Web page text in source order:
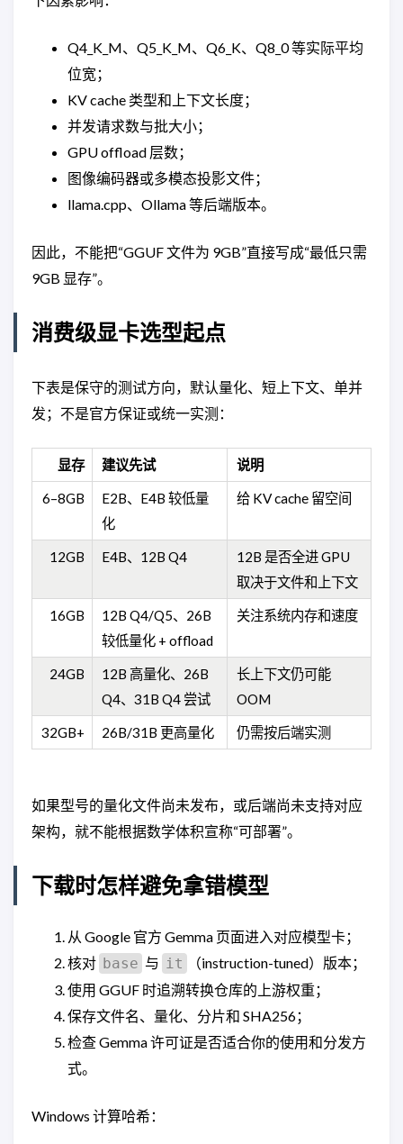
Q4_K_M、Q5_K_M、Q6_K、Q8_0 等实际平均
位宽；
KV cache 类型和上下文长度；
并发请求数与批大小；
GPU offload 层数；
图像编码器或多模态投影文件；
llama.cpp、Ollama 等后端版本。
因此，不能把“GGUF 文件为 9GB”直接写成“最低只需
9GB 显存”。
消费级显卡选型起点
下表是保守的测试方向，默认量化、短上下文、单并
发；不是官方保证或统一实测：
显存 建议先试 说明
6–8GB
E2B、E4B 较低量
化
给 KV cache 留空间
12GB E4B、12B Q4
12B 是否全进 GPU
取决于文件和上下文
16GB
12B Q4/Q5、26B
较低量化 + offload
关注系统内存和速度
24GB
12B 高量化、26B
Q4、31B Q4 尝试
长上下文仍可能
OOM
32GB+ 26B/31B 更高量化 仍需按后端实测
如果型号的量化文件尚未发布，或后端尚未支持对应
架构，就不能根据数学体积宣称“可部署”。
下载时怎样避免拿错模型
从 Google 官方 Gemma 页面进入对应模型卡；
核对 base 与 it
（instruction-tuned）版本；
使用 GGUF 时追溯转换仓库的上游权重；
保存文件名、量化、分片和 SHA256；
检查 Gemma 许可证是否适合你的使用和分发方
式。
Windows 计算哈希：